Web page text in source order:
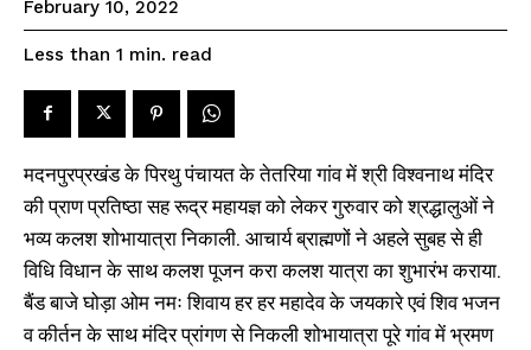
TECH NEWS
TOURISM NEWS
SAHITYA
SEE PRICING
February 10, 2022
Less than 1 min. read
मदनपुरप्रखंड के पिरथु पंचायत के तेतरिया गांव में श्री विश्वनाथ मंदिर
की प्राण प्रतिष्ठा सह रूद्र महायज्ञ को लेकर गुरुवार को श्रद्धालुओं ने
भव्य कलश शोभायात्रा निकाली. आचार्य ब्राह्मणों ने अहले सुबह से ही
विधि विधान के साथ कलश पूजन करा कलश यात्रा का शुभारंभ कराया.
बैंड बाजे घोड़ा ओम नमः शिवाय हर हर महादेव के जयकारे एवं शिव भजन
व कीर्तन के साथ मंदिर प्रांगण से निकली शोभायात्रा पूरे गांव में भ्रमण